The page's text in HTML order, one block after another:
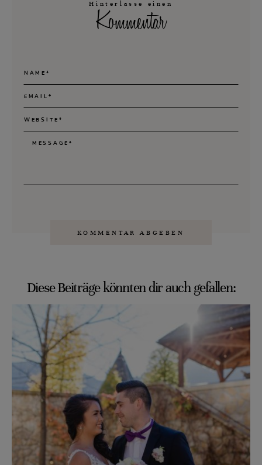
Hinterlasse einen
Kommentar
Diese Beiträge könnten dir auch gefallen: